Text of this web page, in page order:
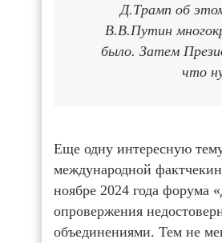
Д.Трамп об
В.В.Путин
было. Затем
что
Еще одну интересную
международной
ноябре 2024 года форума
опровержения
объединениями. Тем не